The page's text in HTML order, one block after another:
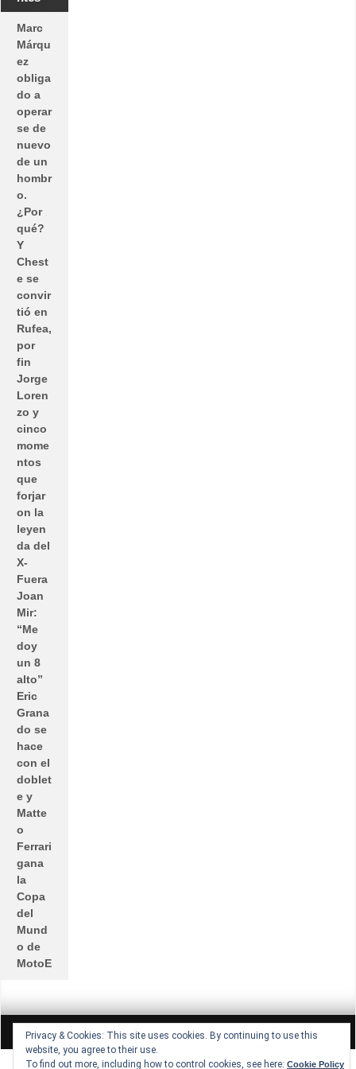
Privacy & Cookies: This site uses cookies. By continuing to use this
website, you agree to their use.
To find out more, including how to control cookies, see here: Cookie Policy
Marc
Márqu
ez
obliga
do a
operar
se de
nuevo
de un
hombr
o.
¿Por
qué?
Y
Chest
e se
convir
tió en
Rufea,
por
fin
Jorge
Loren
zo y
cinco
mome
ntos
que
forjar
on la
leyen
da del
X-
Fuera
Joan
Mir:
“Me
doy
un 8
alto”
Eric
Grana
do se
hace
con el
doblet
e y
Matte
o
Ferrari
gana
la
Copa
del
Mund
o de
MotoE